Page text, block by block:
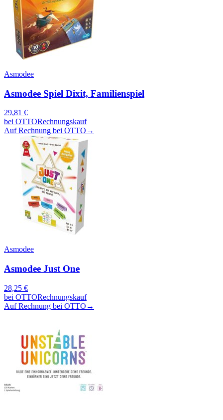
Asmodee
Asmodee Spiel Dixit, Familienspiel
29,81 €
bei OTTORechnungskauf
Auf Rechnung bei OTTO →
Asmodee
Asmodee Just One
28,25 €
bei OTTORechnungskauf
Auf Rechnung bei OTTO →